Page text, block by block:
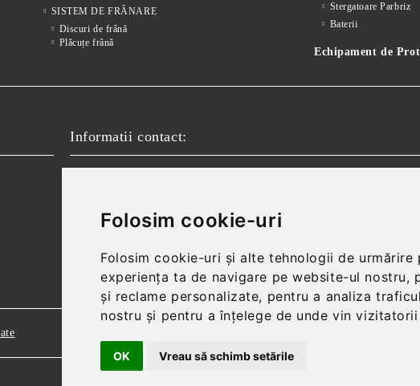
Folosim cookie-uri
Folosim cookie-uri și alte tehnologii de urmărire
experiența ta de navigare pe website-ul nostru,
și reclame personalizate, pentru a analiza
nostru și pentru a înțelege de unde vin
OK Vreau să schimb setările
SISTEM DE FRÂNARE
Discuri de frână
Plăcuțe frână
Stergatoare Parbriz
Baterii
Echipament de
Informatii contact: